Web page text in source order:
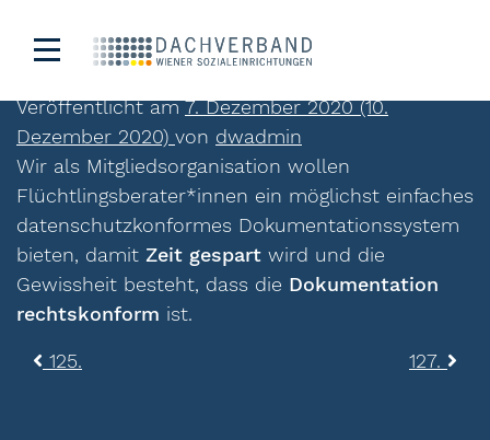
126.
Veröffentlicht am7. Dezember 2020(10.
Dezember 2020) von dwadmin
Wir als Mitgliedsorganisation wollen
Flüchtlingsberater*innen ein möglichst einfaches
datenschutzkonformes Dokumentationssystem
bieten, damit Zeit gespart wird und die
Gewissheit besteht, dass die Dokumentation
rechtskonform ist.
Beitragsnavigation
125. 127.